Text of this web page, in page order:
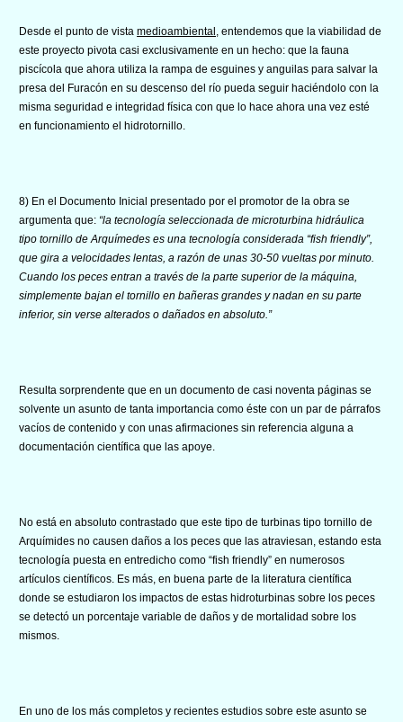
Desde el punto de vista medioambiental , entendemos que la viabilidad de
este proyecto pivota casi exclusivamente en un hecho: que la fauna
piscícola que ahora utiliza la rampa de esguines y anguilas para salvar la
presa del Furacón en su descenso del río pueda seguir haciéndolo con la
misma seguridad e integridad física con que lo hace ahora una vez esté
en funcionamiento el hidrotornillo.
8) En el Documento Inicial presentado por el promotor de la obra se
argumenta que: “la tecnología seleccionada de microturbina hidráulica
tipo tornillo de Arquímedes es una tecnología considerada “fish friendly”,
que gira a velocidades lentas, a razón de unas 30-50 vueltas por minuto.
Cuando los peces entran a través de la parte superior de la máquina,
simplemente bajan el tornillo en bañeras grandes y nadan en su parte
inferior, sin verse alterados o dañados en absoluto.”
Resulta sorprendente que en un documento de casi noventa páginas se
solvente un asunto de tanta importancia como éste con un par de párrafos
vacíos de contenido y con unas afirmaciones sin referencia alguna a
documentación científica que las apoye.
No está en absoluto contrastado que este tipo de turbinas tipo tornillo de
Arquímides no causen daños a los peces que las atraviesan, estando esta
tecnología puesta en entredicho como “fish friendly” en numerosos
artículos científicos. Es más, en buena parte de la literatura científica
donde se estudiaron los impactos de estas hidroturbinas sobre los peces
se detectó un porcentaje variable de daños y de mortalidad sobre los
mismos.
En uno de los más completos y recientes estudios sobre este asunto se